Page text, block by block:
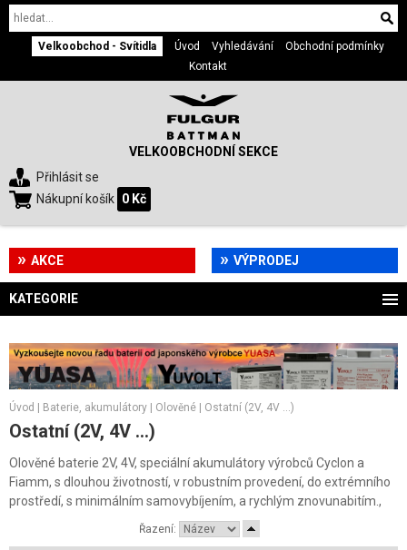
Velkoobchod - Svítidla Úvod Vyhledávání
Obchodní podmínky
Kontakt
VELKOOBCHODNÍ SEKCE
Přihlásit se
Nákupní košík 0 Kč
AKCE VÝPRODEJ
KATEGORIE
Úvod | Baterie, akumulátory | Olověné | Ostatní (2V, 4V ...)
Ostatní (2V, 4V ...)
Olověné baterie 2V, 4V, speciální akumulátory výrobců Cyclon a
Fiamm, s dlouhou životností, v robustním provedení, do extrémního
prostředí, s minimálním samovybíjením, a rychlým znovunabitím.,
Řazení: